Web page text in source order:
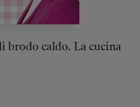
brodo caldo. La cucina